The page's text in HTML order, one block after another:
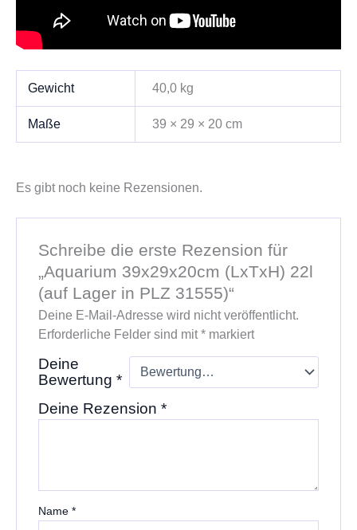
Gewicht 40,0 kg
Maße 39 × 29 × 20 cm
Es gibt noch keine Rezensionen.
Schreibe die erste Rezension für
„Aquarium 39x29x20cm (LxTxH) 22l
(auf Lager in PLZ 31555)“
Deine E-Mail-Adresse wird nicht veröffentlicht.
Erforderliche Felder sind mit*markiert
Deine
Bewertung *
Deine Rezension *
Name *